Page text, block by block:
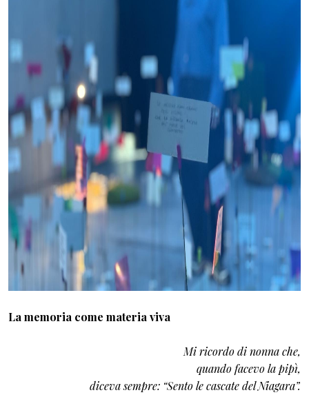
La memoria come materia viva
Mi ricordo di nonna che,
quando facevo la pipì,
diceva sempre: “Sento le cascate del Niagara”.